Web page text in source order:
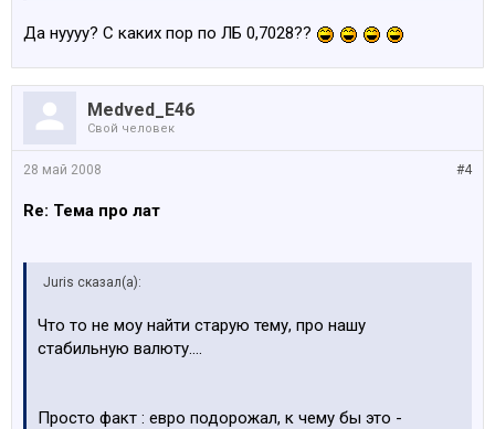
Да нуууу? С каких пор по ЛБ 0,7028??
Medved_E46
Свой человек
#4
28 май 2008
Re: Тема про лат
Juris сказал(а):
Что то не моу найти старую тему, про нашу
стабильную валюту....
Просто факт : евро подорожал, к чему бы это -